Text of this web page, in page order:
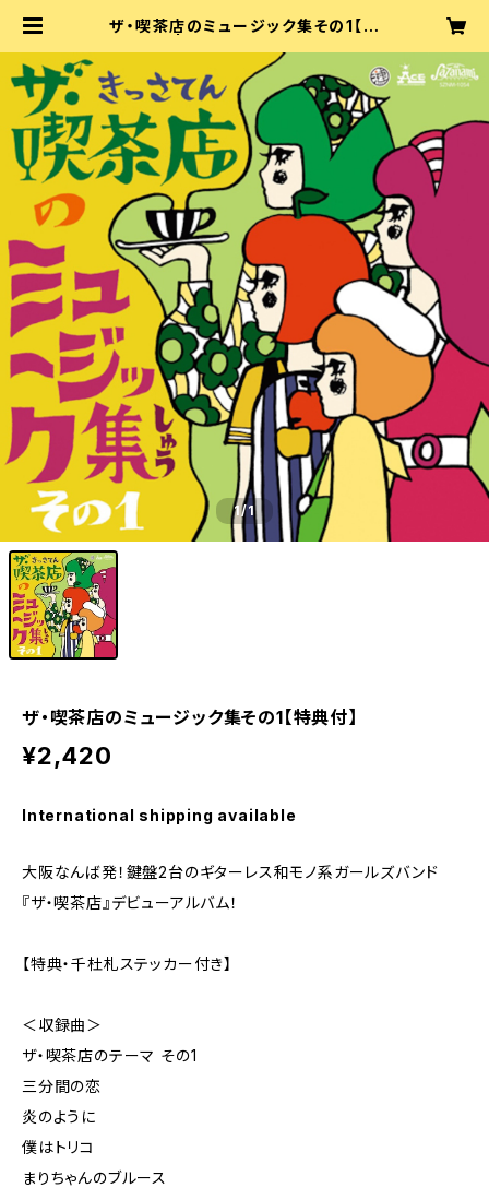
ザ・喫茶店のミュージック集その1【特
1/1
ザ・喫茶店のミュージック集その1【特典付】
¥2,420
International shipping available
大阪なんば発！鍵盤2台のギターレス和モノ系ガールズバンド
『ザ・喫茶店』デビューアルバム！
【特典・千杜札ステッカー付き】
＜収録曲＞
ザ・喫茶店のテーマ その1
三分間の恋
炎のように
僕はトリコ
まりちゃんのブルース